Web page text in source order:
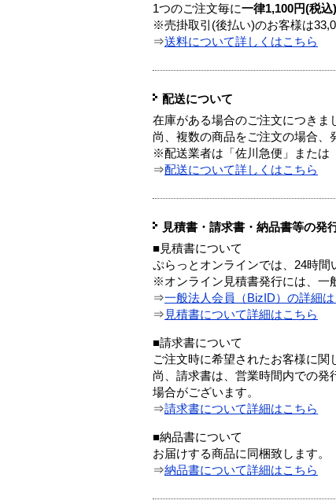
1つのご注文毎に一律1,100円(税込)
※売掛取引(後払い)のお客様は
⇒送料について詳しくはこちら
配送について
在庫がある場合のご注文につきま
尚、複数の商品をご注文の場合、
※配送業者は「佐川急便」または
⇒配送について詳しくはこちら
見積書・請求書・納品書等の発
■見積書について
ぷらっとオンラインでは、24時間
※オンライン見積書発行には、一
⇒一般法人会員（BizID）の詳細は
⇒ 見積書について詳細はこちら
■請求書について
ご注文時に希望されたお客様に関
尚、請求書は、営業時間内での
場合がございます。
⇒請求書について詳細はこちら
■納品書について
お届けする商品に同梱致します。
⇒納品書について詳細はこちら